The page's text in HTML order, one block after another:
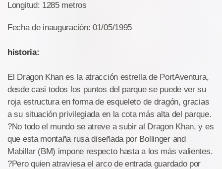
Longitud: 1285 metros
Fecha de inauguración: 01/05/1995
historia:
El Dragon Khan es la atracción estrella de PortAventura,
desde casi todos los puntos del parque se puede ver su
roja estructura en forma de esqueleto de dragón, gracias
a su situación privilegiada en la cota más alta del parque.
?No todo el mundo se atreve a subir al Dragon Khan, y es
que esta montaña rusa diseñada por Bollinger and
Mabillar (BM) impone respecto hasta a los más valientes.
?Pero quien atraviesa el arco de entrada guardado por